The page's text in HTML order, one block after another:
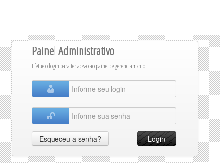
Painel Administrativo
Efetue o login para ter acesso ao painel de gerenciamento
Esqueceu a senha? Login